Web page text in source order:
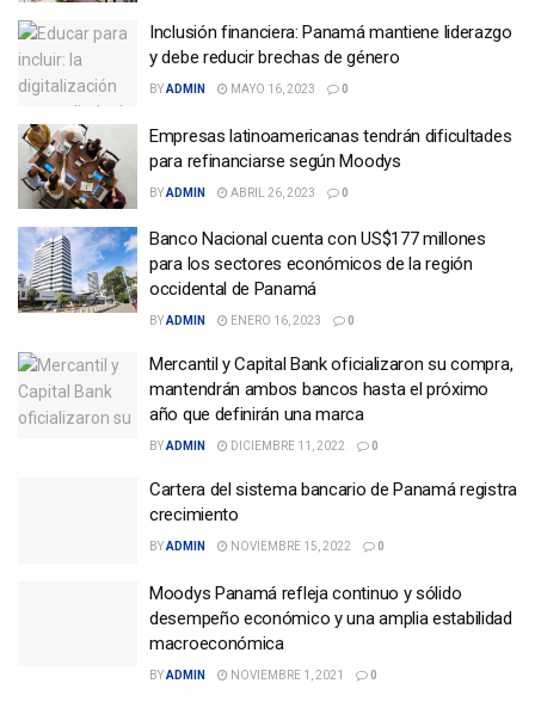
Inclusión financiera: Panamá mantiene liderazgo
y debe reducir brechas de género
BYADMIN MAYO 16, 2023 0
Empresas latinoamericanas tendrán dificultades
para refinanciarse según Moodys
BYADMIN ABRIL 26, 2023 0
Banco Nacional cuenta con US$177 millones
para los sectores económicos de la región
occidental de Panamá
BYADMIN ENERO 16, 2023 0
Mercantil y Capital Bank oficializaron su compra,
mantendrán ambos bancos hasta el próximo
año que definirán una marca
BYADMIN DICIEMBRE 11, 2022 0
Cartera del sistema bancario de Panamá registra
crecimiento
BYADMIN NOVIEMBRE 15, 2022 0
Moodys Panamá refleja continuo y sólido
desempeño económico y una amplia estabilidad
macroeconómica
BYADMIN NOVIEMBRE 1, 2021 0